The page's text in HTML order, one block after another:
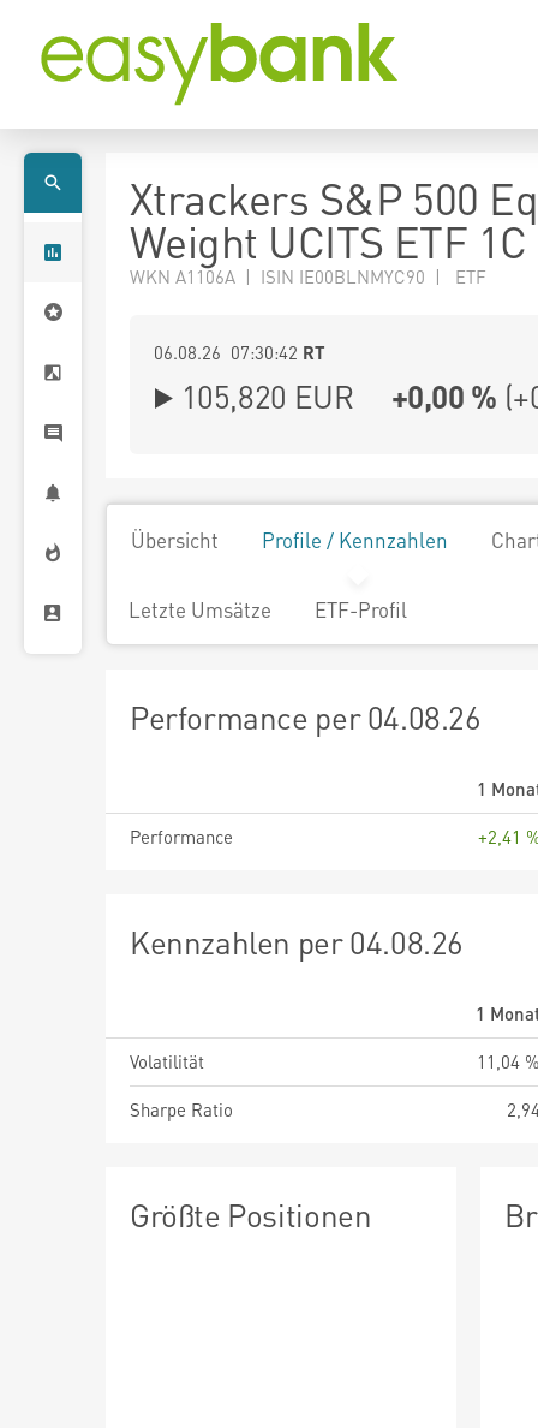
Xtrackers S&P 500
Weight UCITS ETF 1C
WKN A1106A | ISIN IE00BLNMYC90 | ETF
06.08.26 07:30:42 RT
105,820 EUR +0,00 % (
Übersicht Profile / Kennzahlen
Letzte Umsätze ETF-Profil
Performance per 04.08.26
1
Performance
+2,41
Kennzahlen per 04.08.26
1
Volatilität
11,04
Sharpe Ratio
Größte Positionen